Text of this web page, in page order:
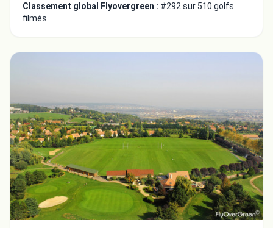
Classement global Flyovergreen : #292 sur 510 golfs
filmés